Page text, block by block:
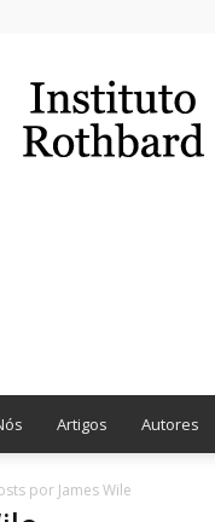
Instituto
Rothbard
Brasil
Artigos Autores
por James Wile